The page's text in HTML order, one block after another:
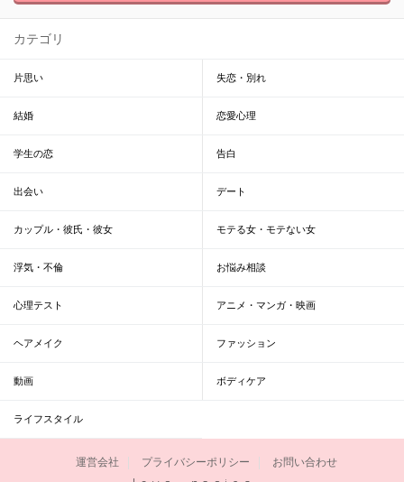
カテゴリ
片思い 失恋・別れ
結婚 恋愛心理
学生の恋 告白
出会い デート
カップル・彼氏・彼女 モテる女・モテない女
浮気・不倫 お悩み相談
心理テスト アニメ・マンガ・映画
ヘアメイク ファッション
動画 ボディケア
ライフスタイル
運営会社 プライバシーポリシー お問い合わせ